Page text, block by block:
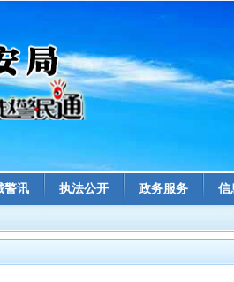
警讯 执法公开 政务服务 信